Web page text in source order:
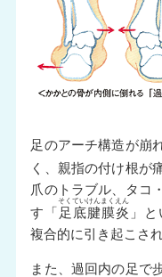
足のアーチ構造が崩
く、親指の付け根が
爪のトラブル、タコ
す「 足底腱膜炎
そくていけんまくえん
」
複合的に引き起こさ
また、過回内の足で